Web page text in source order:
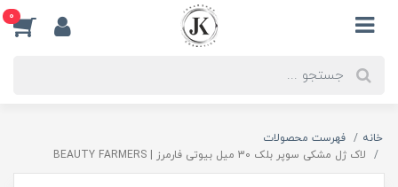
0
خانه
فهرست محصولات
لاک ژل مشکی سوپر بلک 30 میل بیوتی فارمرز | BEAUTY FARMERS